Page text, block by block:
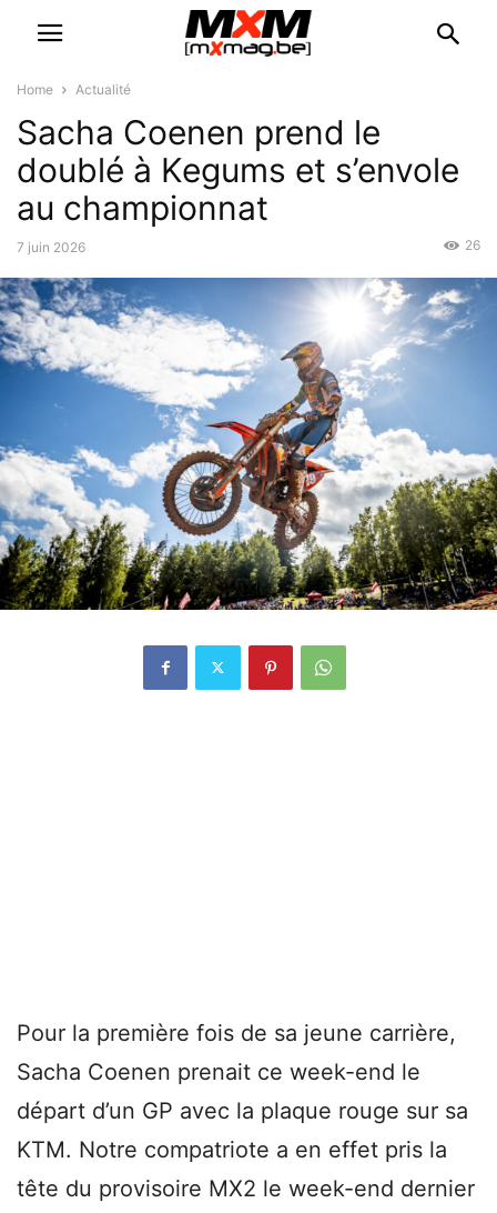
Home Actualité
Sacha Coenen prend le
doublé à Kegums et s’envole
au championnat
7 juin 2026 26
Pour la première fois de sa jeune carrière,
Sacha Coenen prenait ce week-end le
départ d’un GP avec la plaque rouge sur sa
KTM. Notre compatriote a en effet pris la
tête du provisoire MX2 le week-end dernier